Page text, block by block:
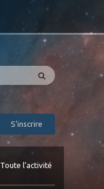
S’inscrire
Toute l’activité